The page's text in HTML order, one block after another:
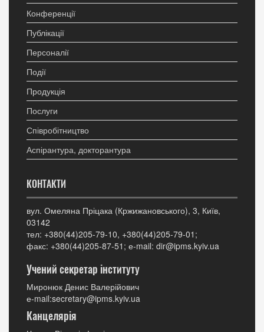
Конференції
Публікації
Персоналії
Події
Продукція
Послуги
Співробітництво
Аспірантура, докторантура
КОНТАКТИ
вул. Омеляна Пріцака (Кржижановського), 3, Київ,
03142
тел: +380(44)205-79-10, +380(44)205-79-01;
факс: +380(44)205-87-51; е-mail: dir@ipms.kyiv.ua
Учений секретар інституту
Миронюк Денис Валерійович
е-mail:secretary@ipms.kyiv.ua
Канцелярія